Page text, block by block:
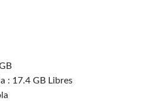
: 17.4 GB Libres